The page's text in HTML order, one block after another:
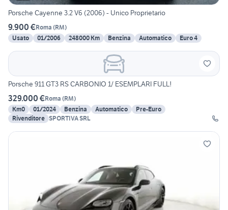
Porsche Cayenne 3.2 V6 (2006) - Unico Proprietario
9.900 €Roma (RM)
Usato
01/2006 248000 Km Benzina Automatico Euro 4
Porsche 911 GT3 RS CARBONIO 1/ ESEMPLARI FULL!
329.000 €Roma (RM)
Km0
01/2024 Benzina Automatico
Pre-Euro
Rivenditore SPORTIVA SRL